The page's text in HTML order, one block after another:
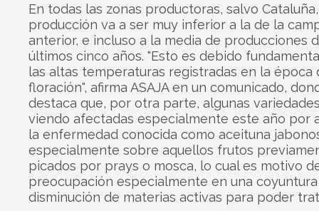
En todas las zonas productoras, salvo
producción va a ser muy inferior a la de la
anterior, e incluso a la media de producciones
últimos cinco años. "Esto es debido
las altas temperaturas registradas en la época
floración", afirma ASAJA en un comunicado,
destaca que, por otra parte, algunas
viendo afectadas especialmente este año por
la enfermedad conocida como aceituna
especialmente sobre aquellos frutos
picados por prays o mosca, lo cual es motivo
preocupación especialmente en una
disminución de materias activas para poder